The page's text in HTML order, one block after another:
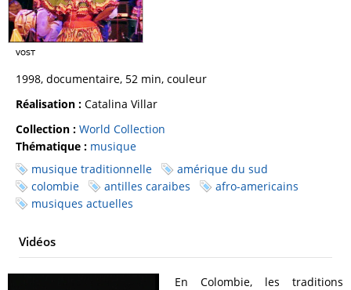
1998, documentaire, 52 min, couleur
Réalisation : Catalina Villar
Collection : World Collection
Thématique : musique
musique traditionnelle
amérique du sud
colombie
antilles caraibes
afro-americains
musiques actuelles
Vidéos
En Colombie, les traditions